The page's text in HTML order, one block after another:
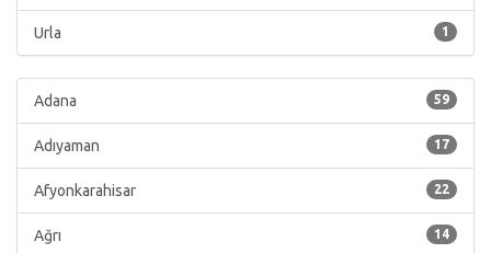
1
Urla
59
Adana
17
Adıyaman
22
Afyonkarahisar
14
Ağrı